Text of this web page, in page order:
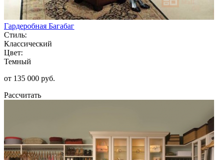
Гардеробная Багабаг
Стиль:
Классический
Цвет:
Темный
от 135 000 руб.
Рассчитать